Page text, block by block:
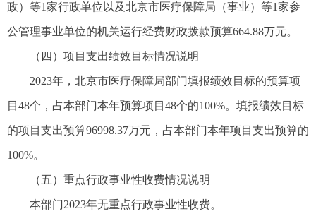
政）等1家行政单位以及北京市医疗保障局（事业）等1家参
公管理事业单位的机关运行经费财政拨款预算664.88万元。
（四）项目支出绩效目标情况说明
2023年，北京市医疗保障局部门填报绩效目标的预算项
目48个，占本部门本年预算项目48个的100%。填报绩效目标
的项目支出预算96998.37万元，占本部门本年项目支出预算的
100%。
（五）重点行政事业性收费情况说明
本部门2023年无重点行政事业性收费。